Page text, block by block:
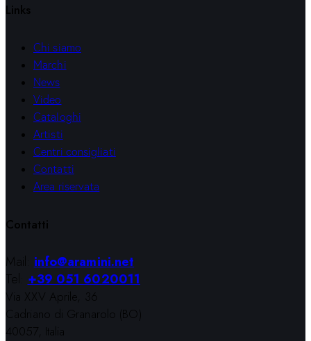
Links
Chi siamo
Marchi
News
Video
Cataloghi
Artisti
Centri consigliati
Contatti
Area riservata
Contatti
Mail:info@aramini.net
Tel:+39 051 6020011
Via XXV Aprile, 36
Cadriano di Granarolo (BO)
40057, Italia